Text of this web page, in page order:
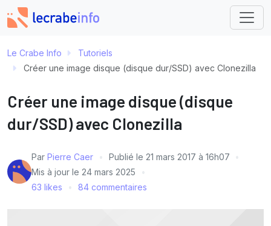
Le Crabe Info
Tutoriels
Créer une image disque (disque dur/SSD) avec Clonezilla
Créer une image disque (disque
dur/SSD) avec Clonezilla
Par Pierre Caer Publié le 21 mars 2017 à 16h07
Mis à jour le 24 mars 2025
63 likes
84 commentaires